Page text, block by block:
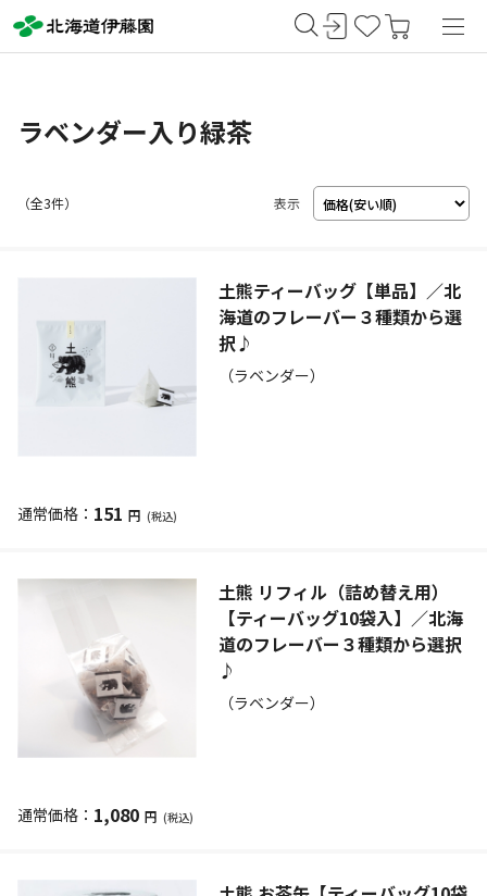
ラベンダー入り緑茶
表示
（ 3件）
土熊ティーバッグ【単品】／北
海道のフレーバー３種類から選
択♪
（ラベンダー）
151 円 (税込)
土熊 リフィル（詰め替え用）
【ティーバッグ10袋入】／北海
道のフレーバー３種類から選択
♪
（ラベンダー）
1,080 円 (税込)